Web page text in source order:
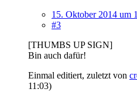
15. Oktober 2014 um
#3
[THUMBS UP SIGN]
Bin auch dafür!
Einmal editiert, zuletzt von
11:03)